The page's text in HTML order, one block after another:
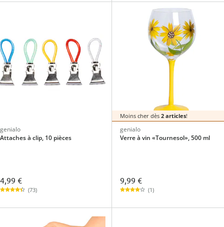
genialo
Attaches à clip, 10 pièces
4,99 €
(73)
Moins cher dès2 articles!
genialo
Verre à vin «Tournesol», 500 ml
9,99 €
(1)